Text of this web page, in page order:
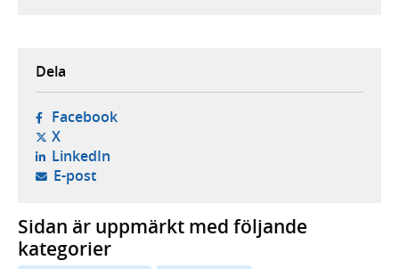
Dela
Facebook- öppnas i ny flik, extern webbplats,
X- öppnas i ny flik, extern webbplats,
LinkedIn- öppnas i ny flik, extern webbplats,
E-post- öppnar din e-postklient,
Sidan är uppmärkt med följande
kategorier